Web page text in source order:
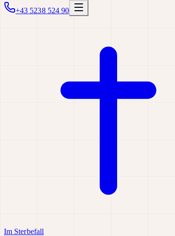
+43 5238 524 90
Im Sterbefall